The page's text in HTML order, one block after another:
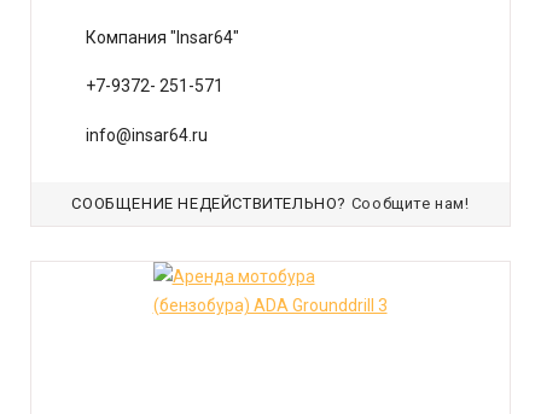
Компания "Insar64"
+7-9372- 251-571
info@insar64.ru
СООБЩЕНИЕ НЕДЕЙСТВИТЕЛЬНО? Сообщите нам!